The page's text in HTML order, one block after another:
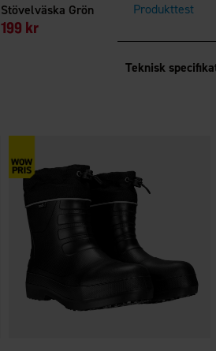
Stövelväska Grön
199 kr
Produkttest
Teknisk